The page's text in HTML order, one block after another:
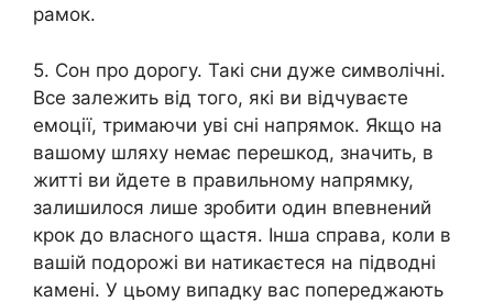
рамок.
5. Сон про дорогу. Такі сни дуже символічні.
Все залежить від того, які ви відчуваєте
емоції, тримаючи уві сні напрямок. Якщо на
вашому шляху немає перешкод, значить, в
житті ви йдете в правильному напрямку,
залишилося лише зробити один впевнений
крок до власного щастя. Інша справа, коли в
вашій подорожі ви натикаєтеся на підводні
камені. У цьому випадку вас попереджають